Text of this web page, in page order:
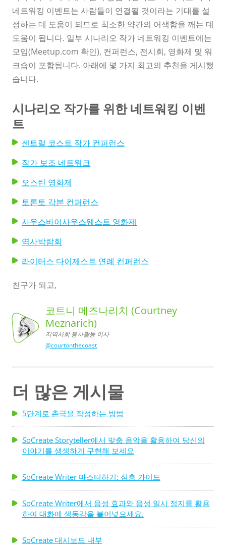
네트워킹 이벤트는 사람들이 연결될 것이라는 기대를 설
정하는 데 도움이 되므로 최소한 약간의 어색함을 깨는 데
도움이 됩니다. 일부 시나리오 작가 네트워킹 이벤트에는
모임(Meetup.com 확인), 컨퍼런스, 전시회, 영화제 및 워
크숍이 포함됩니다. 아래에 몇 가지 최고의 추천을 게시했
습니다.
시나리오 작가를 위한 네트워킹 이벤
트
센트럴 코스트 작가 컨퍼런스
작가 보조 네트워크
오스틴 영화제
토론토 각본 컨퍼런스
사우스바이사우스웨스트 영화제
역사박람회
라이터스 다이제스트 연례 컨퍼런스
친구가 되고,
코트니 메즈나리치 (Courtney
Meznarich),
지역사회 봉사활동 이사
코트니 메즈나리치 (Courtney
Meznarich)
지역사회 봉사활동 이사
@courtonthecoast
더 많은 게시물
5단계로 촌극을 작성하는 방법
SoCreate Storyteller에서 맞춤 음악을 활용하여 당신의
이야기를 생생하게 구현해 보세요
SoCreate Writer 마스터하기: 심층 가이드
SoCreate Writer에서 음성 효과와 음성 일시 정지를 활용
하여 대화에 생동감을 불어넣으세요.
SoCreate 대시보드 내부